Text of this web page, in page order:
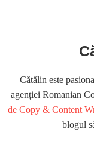
Cătălin este
agenției Romanian
de Copy & Content
blogul